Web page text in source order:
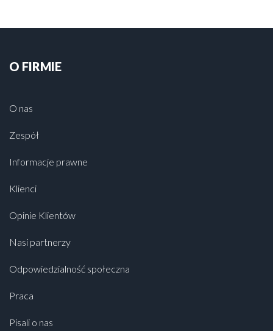
O FIRMIE
O nas
Zespół
Informacje prawne
Klienci
Opinie Klientów
Nasi partnerzy
Odpowiedzialność społeczna
Praca
Pisali o nas